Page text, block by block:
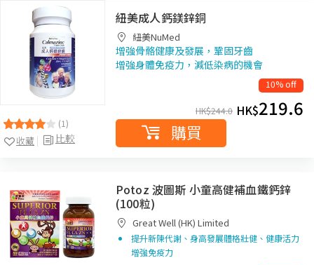
(1)
比較
收藏
紐美成人鈣鎂鋅銅
紐美NuMed
增強骨骼健康及發展，鞏固牙齒
增強身體免疫力，減低染病的機會
10% off
HK$244.0 HK$219.6
購買
Potoz 波圖斯 小童高健補血鐵鈣鋅
(100粒)
Great Well (HK) Limited
提升新陳代謝、身高發展體格壯健、健康活力
增強免疫力